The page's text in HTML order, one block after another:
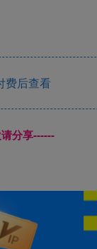
费后查看
分享------